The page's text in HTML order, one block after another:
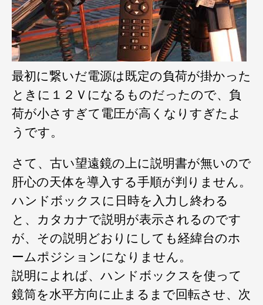
最初に繋いだ電源は既定の負荷が掛かった
ときに１２Ｖになるものだったので、負
荷が小さすぎて電圧が高くなりすぎたよ
うです。
さて、古い望遠鏡の上に説明書が無いので
肝心の天体を導入する手順が判りません。
ハンドボックスに日時を入力し終わる
と、カタカナで説明が表示されるのです
が、その説明どおりにしても経緯台のホ
ームポジションになりません。
説明によれば、ハンドボックスを使って
鏡筒を水平方向に止まるまで回転させ、次